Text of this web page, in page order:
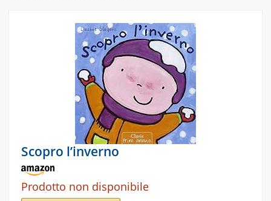
Scopro l’inverno
Prodotto non disponibile